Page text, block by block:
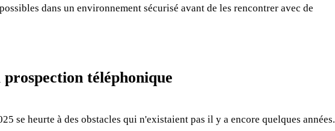
dans un environnement sécurisé avant de les rencontrer avec de
téléphonique
se heurte à des obstacles qui n'existaient pas il y a encore quelques années.